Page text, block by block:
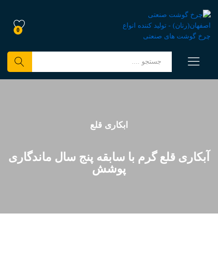
0
ابکاری قلع
آبکاری قلع گرم با سابقه پنج سال ماندگاری
پوشش